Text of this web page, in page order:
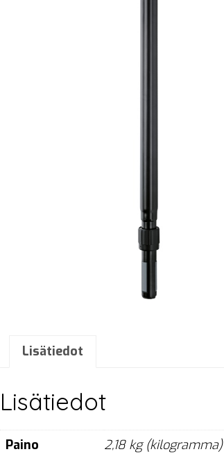
Lisätiedot
Lisätiedot
Paino
2,18 kg (kilogramma)